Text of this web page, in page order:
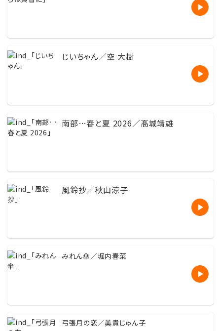
じいちゃん／空 大樹
南部…春と夏 2026／髙城靖雄
風鈴抄／秋山涼子
みれん傘／堀内春菜
弓張月の恋／美貴じゅん子